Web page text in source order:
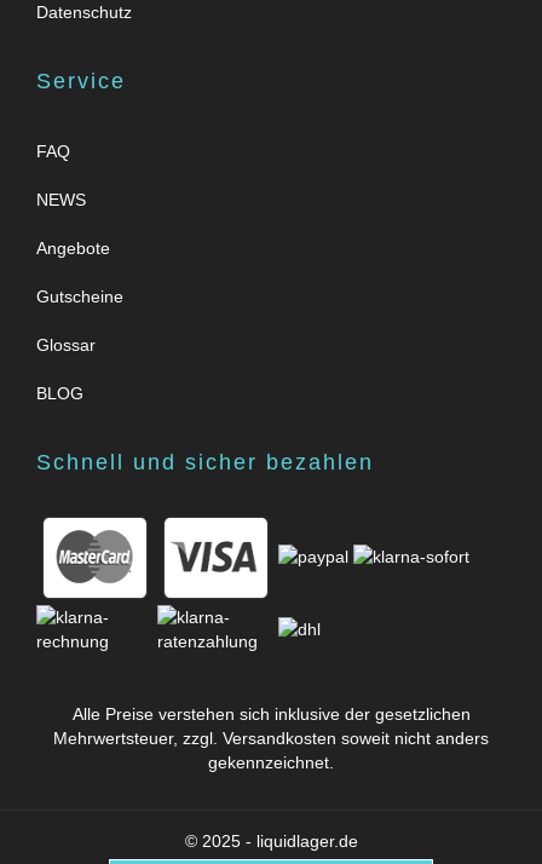
Datenschutz
Service
FAQ
NEWS
Angebote
Gutscheine
Glossar
BLOG
Schnell und sicher bezahlen
Alle Preise verstehen sich inklusive der gesetzlichen
Mehrwertsteuer, zzgl. Versandkosten soweit nicht anders
gekennzeichnet.
© 2025 - liquidlager.de